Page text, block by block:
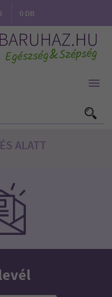
0 DB
ALATT